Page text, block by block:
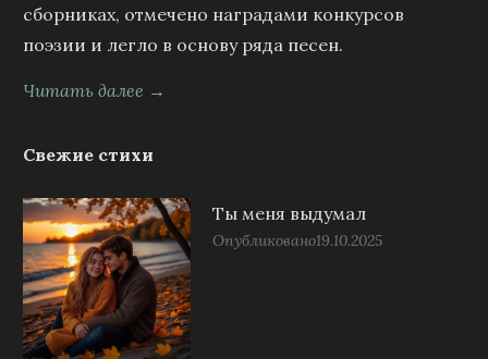
сборниках, отмечено наградами конкурсов
поэзии и легло в основу ряда песен.
Читать далее →
Свежие стихи
Ты меня выдумал
Опубликовано19.10.2025